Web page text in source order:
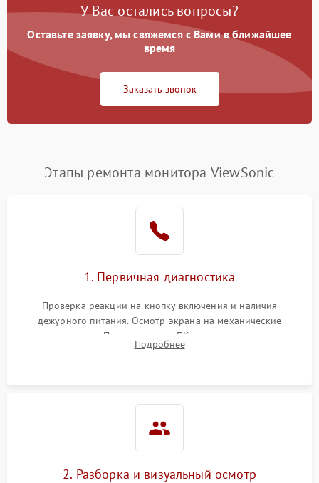
У Вас остались вопросы?
Оставьте заявку, мы свяжемся с Вами в ближайшее
время
Заказать звонок
Этапы ремонта монитора ViewSonic
1. Первичная диагностика
Проверка реакции на кнопку включения и наличия
дежурного питания. Осмотр экрана на механические
повреждения. Подключение к ПК для оценки вывода
изображения, работы подсветки и выявления артефактов на
Подробнее
2. Разборка и визуальный осмотр